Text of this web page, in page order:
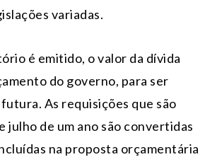
variadas.
é emitido, o valor da dívida
do governo, para ser
As requisições que são
julho de um ano são convertidas
na proposta orçamentária